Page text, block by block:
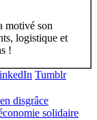
motivé son
logistique et
!
Tumblr
disgrâce
solidaire